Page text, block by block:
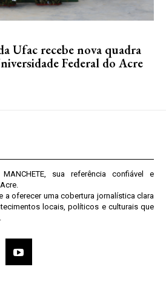
Ufac recebe nova quadra
Federal do Acre
sua referência confiável e
a oferecer uma cobertura jornalística clara
locais, políticos e culturais que